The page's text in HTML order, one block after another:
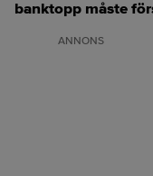
banktopp måste
ANNONS